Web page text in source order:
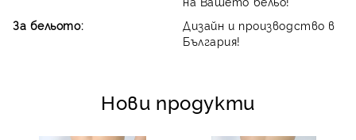
За бельото:
Дизайн и производство в
България!
Нови продукти